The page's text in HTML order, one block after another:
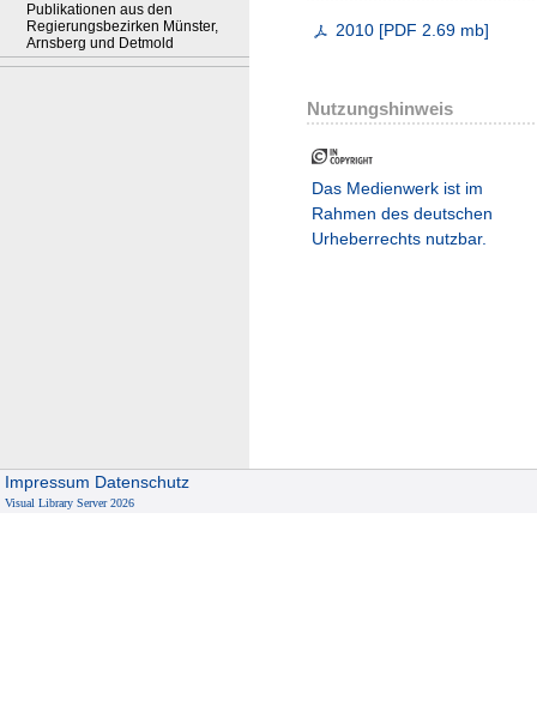
Publikationen aus den
Regierungsbezirken Münster,
Arnsberg und Detmold
2010 [PDF 2.69 mb]
Nutzungshinweis
Das Medienwerk ist im
Rahmen des deutschen
Urheberrechts nutzbar.
Impressum Datenschutz
Visual Library Server 2026